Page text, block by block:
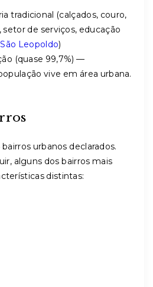
tradicional (calçados, couro,
de serviços, educação
São Leopoldo)
(quase 99,7%) —
vive em área urbana.
urbanos declarados.
alguns dos bairros mais
distintas: